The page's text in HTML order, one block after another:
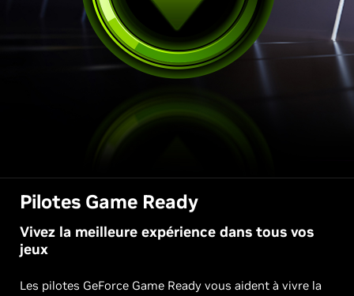
Pilotes Game Ready
Vivez la meilleure expérience dans tous vos
jeux
Les pilotes GeForce Game Ready vous aident à vivre la